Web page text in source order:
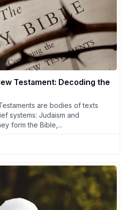
Testament: Decoding the
are bodies of texts
systems: Judaism and
form the Bible,...